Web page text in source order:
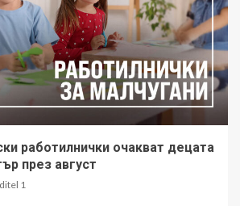
работилнички очакват децата
през август
1